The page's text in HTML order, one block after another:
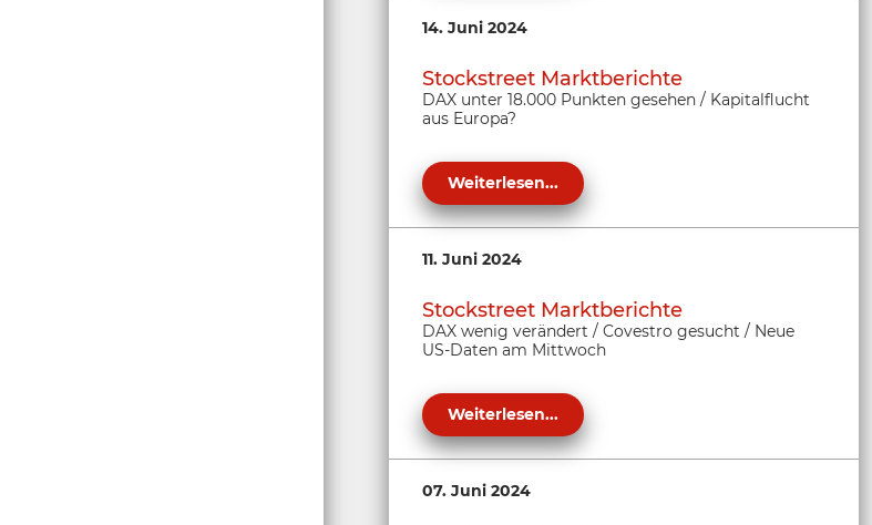
14. Juni 2024
Stockstreet Marktberichte
DAX unter 18.000 Punkten gesehen / Kapitalflucht
aus Europa?
Weiterlesen...
11. Juni 2024
Stockstreet Marktberichte
DAX wenig verändert / Covestro gesucht / Neue
US-Daten am Mittwoch
Weiterlesen...
07. Juni 2024